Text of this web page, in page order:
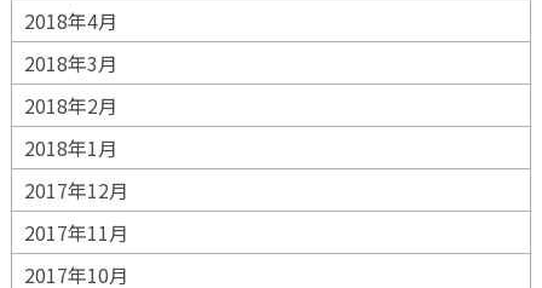
2018年4月
2018年3月
2018年2月
2018年1月
2017年12月
2017年11月
2017年10月